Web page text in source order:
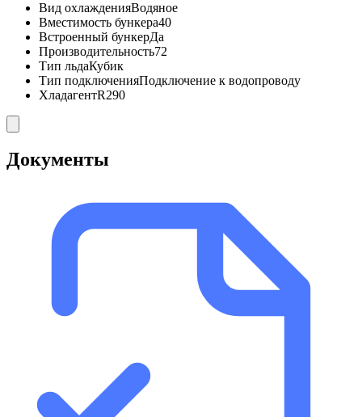
Вид охлажденияВодяное
Вместимость бункера40
Встроенный бункерДа
Производительность72
Тип льдаКубик
Тип подключенияПодключение к водопроводу
ХладагентR290
Документы